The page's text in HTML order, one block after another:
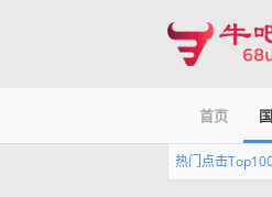
首页
热门点击